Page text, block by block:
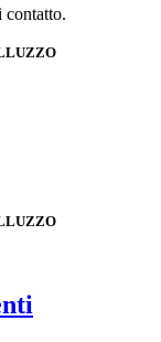
contatto.